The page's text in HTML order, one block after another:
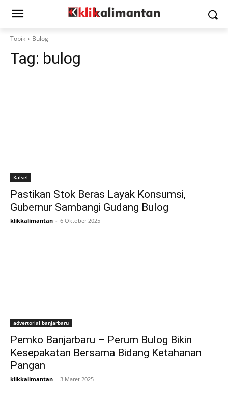
Topik Bulog
Tag: bulog
Kalsel
Pastikan Stok Beras Layak Konsumsi,
Gubernur Sambangi Gudang Bulog
klikkalimantan - 6 Oktober 2025
advertorial banjarbaru
Pemko Banjarbaru – Perum Bulog Bikin
Kesepakatan Bersama Bidang Ketahanan
Pangan
klikkalimantan - 3 Maret 2025